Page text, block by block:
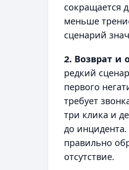
сокращается
меньше
сценарий
2. Возврат и
редкий
первого
требует
три клика и
до инцидента.
правильно
отсутствие.